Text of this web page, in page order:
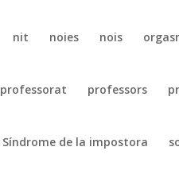
nit noies nois
professorat professors
Síndrome de la impostora